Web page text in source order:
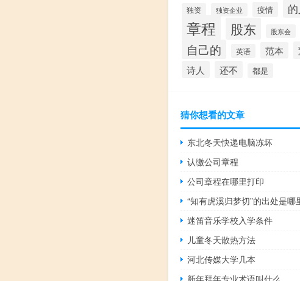
独资
独资企业 疫情
章程 股东 股东会
自己的 英语 范本
诗人 还不 都是
猜你想看的文章
东北冬天快递电脑冻坏
认缴公司章程
公司章程在哪里打印
“知有虎溪归梦切”的出处是哪
迷笛音乐学校入学条件
儿童冬天散热方法
河北传媒大学几本
新年拜年专业术语叫什么